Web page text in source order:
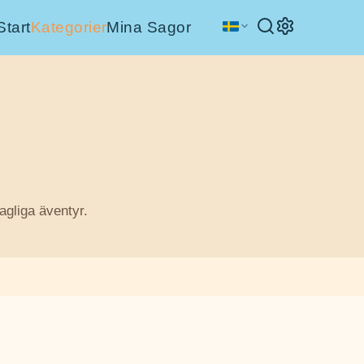
KategorierMina Sagor
äventyr.